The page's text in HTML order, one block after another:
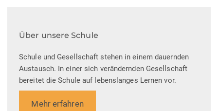
Über unsere Schule
Schule und Gesellschaft stehen in einem dauernden
Austausch. In einer sich verändernden Gesellschaft
bereitet die Schule auf lebenslanges Lernen vor.
Mehr erfahren